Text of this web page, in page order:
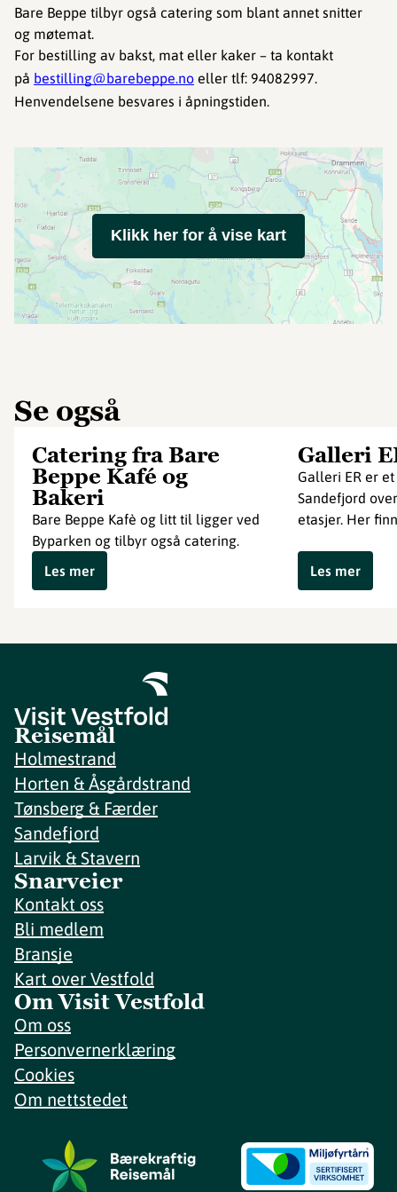
Bare Beppe tilbyr også catering som blant annet snitter
og møtemat.
For bestilling av bakst, mat eller kaker – ta kontakt
på bestilling@barebeppe.no eller tlf: 94082997.
Henvendelsene besvares i åpningstiden.
Klikk her for å vise kart
Se også
Catering fra Bare
Beppe Kafé og
Bakeri
Bare Beppe Kafè og litt til ligger ved
Byparken og tilbyr også catering.
Les mer
Galleri
Galleri ER er
Sandefjord
etasjer. Her
Les mer
Reisemål
Holmestrand
Horten & Åsgårdstrand
Tønsberg & Færder
Sandefjord
Larvik & Stavern
Snarveier
Kontakt oss
Bli medlem
Bransje
Kart over Vestfold
Om Visit Vestfold
Om oss
Personvernerklæring
Cookies
Om nettstedet